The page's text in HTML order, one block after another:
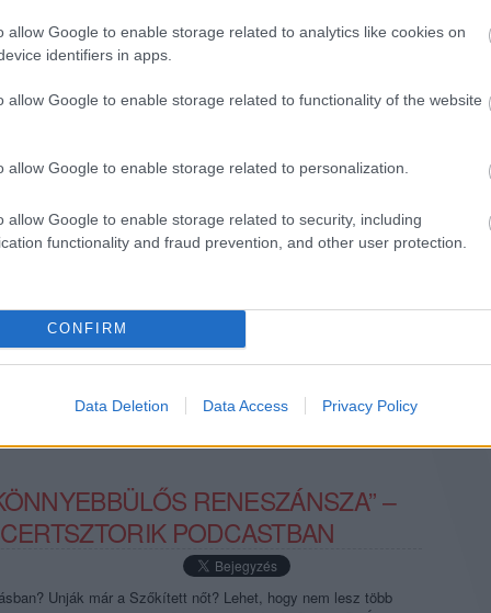
allow Google to enable storage related to analytics like cookies on
identifiers in apps.
allow Google to enable storage related to functionality of the website
allow Google to enable storage related to personalization.
allow Google to enable storage related to security, including
functionality and fraud prevention, and other user protection.
CONFIRM
Data Deletion Data Access Privacy Policy
MAGAMBAN ZAVAR,
– LÁBAS VIKI A
– mondja Lábas Viki, aki élete legnehezebb időszakát élte meg a
után, de egy percet sem pihent, hanem belevetette magát az
később már be is…
komment
RENESZÁNSZA” –
PODCASTBAN
Unják már a Szőkített nőt? Lehet, hogy nem lesz több